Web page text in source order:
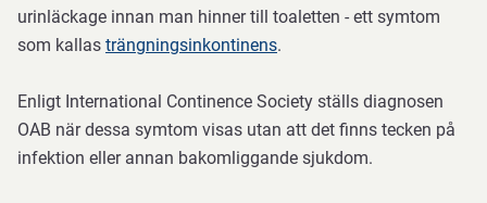
urinläckage innan man hinner till toaletten - ett symtom
som kallas trängningsinkontinens.
Enligt International Continence Society ställs diagnosen
OAB när dessa symtom visas utan att det finns tecken på
infektion eller annan bakomliggande sjukdom.
träna
urinblåsan
genom